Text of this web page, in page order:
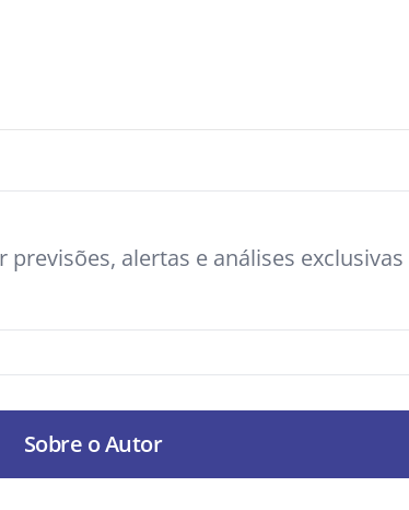
alertas e análises exclusivas
Sobre o Autor